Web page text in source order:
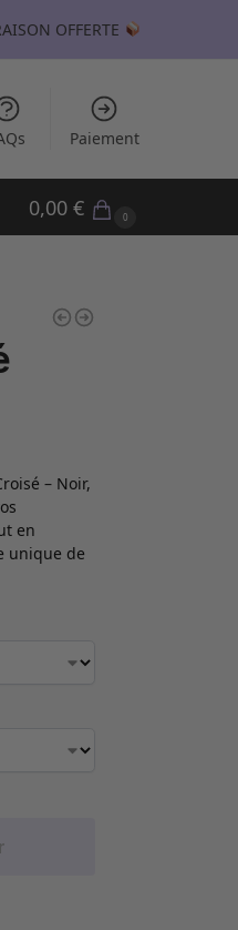
OFFERTE
Paiement
0,00 € 0
– Noir,
en
unique de